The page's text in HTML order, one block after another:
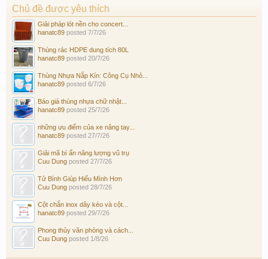
Chủ đề được yêu thích
Giải pháp lót nền cho concert...
hanatc89 posted 7/7/26
Thùng rác HDPE dung tích 80L
hanatc89 posted 20/7/26
Thùng Nhựa Nắp Kín: Công Cụ Nhỏ...
hanatc89 posted 6/7/26
Báo giá thùng nhựa chữ nhật...
hanatc89 posted 25/7/26
những ưu điểm của xe nâng tay...
hanatc89 posted 27/7/26
Giải mã bí ẩn năng lượng vũ trụ
Cuu Dung posted 27/7/26
Tử Bình Giúp Hiểu Mình Hơn
Cuu Dung posted 28/7/26
Cột chắn inox dây kéo và cột...
hanatc89 posted 29/7/26
Phong thủy văn phòng và cách...
Cuu Dung posted 1/8/26